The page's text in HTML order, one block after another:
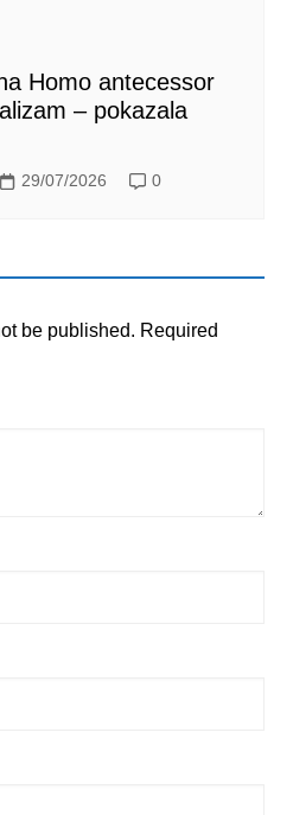
Homo antecessor
– pokazala
29/07/2026 0
be published. Required